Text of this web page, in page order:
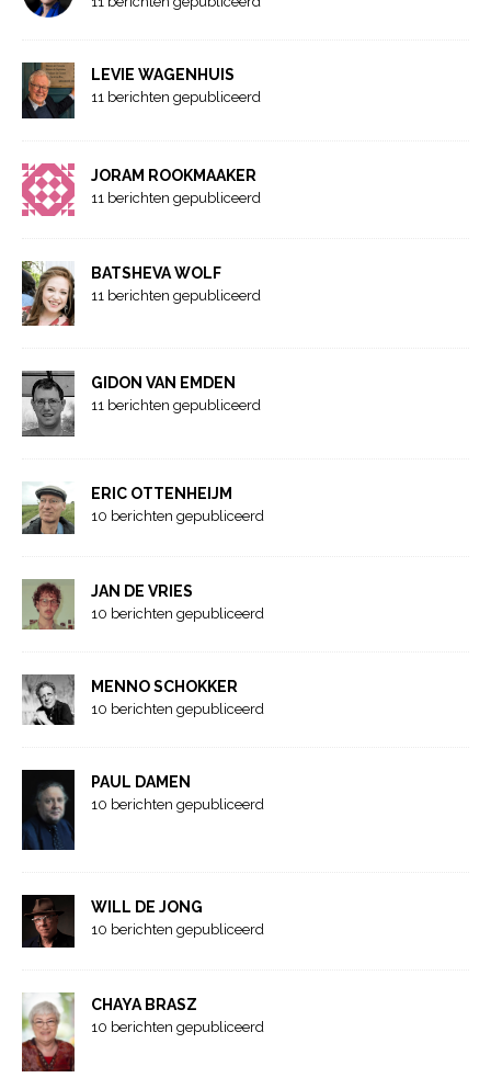
LEVIE WAGENHUIS
11 berichten gepubliceerd
JORAM ROOKMAAKER
11 berichten gepubliceerd
BATSHEVA WOLF
11 berichten gepubliceerd
GIDON VAN EMDEN
11 berichten gepubliceerd
ERIC OTTENHEIJM
10 berichten gepubliceerd
JAN DE VRIES
10 berichten gepubliceerd
MENNO SCHOKKER
10 berichten gepubliceerd
PAUL DAMEN
10 berichten gepubliceerd
WILL DE JONG
10 berichten gepubliceerd
CHAYA BRASZ
10 berichten gepubliceerd